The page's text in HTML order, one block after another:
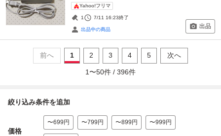
Yahoo!フリマ
1 7/11 16:23終了
出品中の商品 出品
前へ 1 2 3 4 5 次へ
1 〜50件 / 396件
絞り込み条件を追加
価格
〜699円 〜799円 〜899円 〜999円